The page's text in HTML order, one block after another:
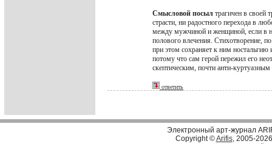
Смысловой посыл трагичен в своей
страсти, ни радостного перехода в
между мужчиной и женщиной, если в
полового влечения. Стихотворение,
при этом сохраняет к ним ностальгию
потому что сам герой пережил его
скептическим, почти анти-
ответить
Электронный арт-журнал
Copyright ©Arifis, 2005-2026